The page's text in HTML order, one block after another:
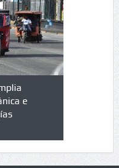
e
Qué es
cuáles